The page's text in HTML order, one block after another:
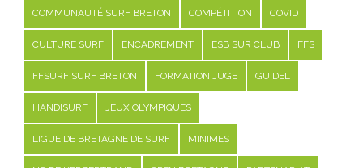
COMMUNAUTÉ SURF BRETON COMPÉTITION COVID
CULTURE SURF ENCADREMENT ESB SUR CLUB FFS
FFSURF SURF BRETON FORMATION JUGE GUIDEL
HANDISURF JEUX OLYMPIQUES
LIGUE DE BRETAGNE DE SURF MINIMES